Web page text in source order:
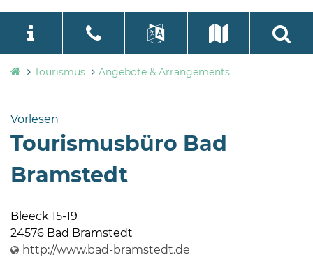
Tourismusbüro
Bramstedt
24576 Bad
Bramstedt
bramstedt.de
language
Tourismus Angebote & Arrangements
Vorlesen
Tourismusbüro Bad
Bramstedt
Bleeck 15-19
24576 Bad Bramstedt
http://www.bad-bramstedt.de